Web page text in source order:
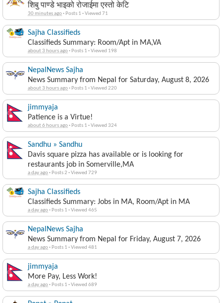
शिबु पाण्डे भाइको रोजाईमा एस्तो केटि
30 minutes ago· Posts 1 ·Viewed 71
Sajha Classifieds
Classifieds Summary: Room/Apt in MA,VA
about 3 hours ago· Posts 1 ·Viewed 198
NepalNews Sajha
News Summary from Nepal for Saturday, August 8, 2026
about 3 hours ago· Posts 1 ·Viewed 220
jimmyaja
Patience is a Virtue!
about 6 hours ago· Posts 1 ·Viewed 324
Sandhu » Sandhu
Davis square pizza has available or is looking for
restaurants job in Somerville,MA
a day ago· Posts 2 ·Viewed 729
Sajha Classifieds
Classifieds Summary: Jobs in MA, Room/Apt in MA
a day ago· Posts 1 ·Viewed 465
NepalNews Sajha
News Summary from Nepal for Friday, August 7, 2026
a day ago· Posts 1 ·Viewed 481
jimmyaja
More Pay, Less Work!
a day ago· Posts 1 ·Viewed 689